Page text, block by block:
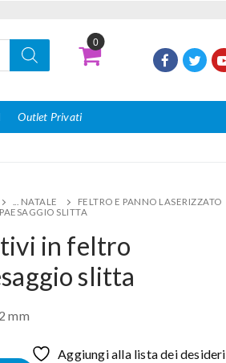
0
Outlet Privati
... NATALE FELTRO E PANNO LASERIZZATO
SLITTA
in feltro
slitta
mm
Aggiungi alla lista dei desideri